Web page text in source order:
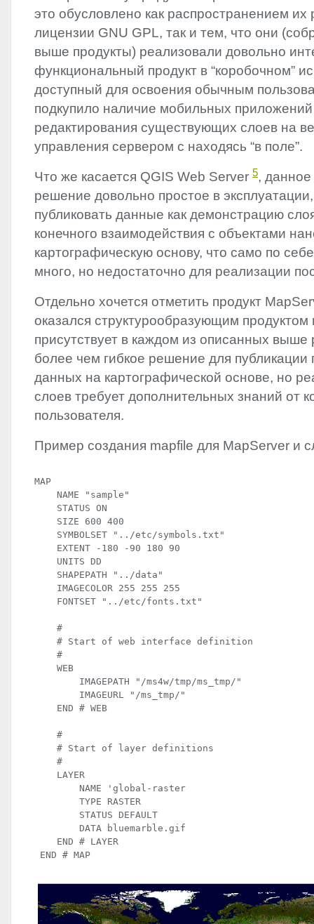
это обусловлено как распространением
лицензии GNU GPL, так и тем, что они
выше продукты) реализовали довольно
функциональный продукт в “коробочном”
доступный для освоения обычным
подкупило наличие мобильных приложений
редактирования существующих слоев на
управления сервером с находясь “в поле”.
Что же касается QGIS Web Server 5,
решение довольно простое в
публиковать данные как демонстрацию
конечного взаимодействия с объектами
картографическую основу, что само по
много, но недостаточно для реализации
Отдельно хочется отметить продукт
оказался структурообразующим продуктом
присутствует в каждом из описанных
более чем гибкое решение для публикации
данных на картографической основе, но
слоев требует дополнительных знаний от
пользователя.
Пример создания mapfile для MapServer и
MAP
    NAME "sample"
    STATUS ON
    SIZE 600 400
    SYMBOLSET "../etc/symbols.txt"
    EXTENT -180 -90 180 90
    UNITS DD
    SHAPEPATH "../data"
    IMAGECOLOR 255 255 255
    FONTSET "../etc/fonts.txt"
    #
    # Start of web interface definition
    #
    WEB
        IMAGEPATH "/ms4w/tmp/ms_tmp/"
        IMAGEURL "/ms_tmp/"
    END # WEB
    #
    # Start of layer definitions
    #
    LAYER
        NAME 'global-raster
        TYPE RASTER
        STATUS DEFAULT
        DATA bluemarble.gif
    END # LAYER
END # MAP